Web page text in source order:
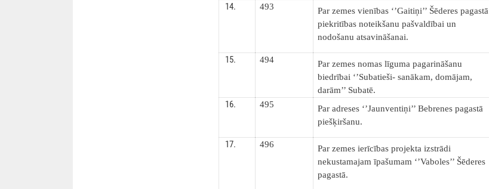
14. 493
Par zemes vienības ‘’Gaitiņi’’ Šēderes pagastā
piekritības noteikšanu pašvaldībai un
nodošanu atsavināšanai.
15. 494
Par zemes nomas līguma pagarināšanu
biedrībai ‘’Subatieši- sanākam, domājam,
darām’’ Subatē.
16. 495
Par adreses ‘’Jaunventiņi’’ Bebrenes pagastā
piešķiršanu.
17. 496
Par zemes ierīcības projekta izstrādi
nekustamajam īpašumam ‘’Vaboles’’ Šēderes
pagastā.